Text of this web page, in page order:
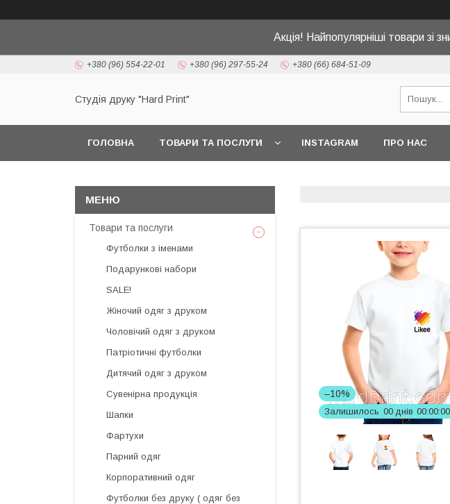
Акція! Найпопулярніші товари зі
+380 (96) 554-22-01 +380 (96) 297-55-24 +380 (66) 684-51-09
Студія друку "Hard Print"
ГОЛОВНА ТОВАРИ ТА ПОСЛУГИ INSTAGRAM ПРО НАС
–10%
Залишилось 00 днів 00 00 00
Товари та послуги
Футболки з іменами
Подарункові набори
SALE!
Жіночий одяг з друком
Чоловічий одяг з друком
Патріотичні футболки
Дитячий одяг з друком
Сувенірна продукція
Шапки
Фартухи
Парний одяг
Корпоративний одяг
Футболки без друку ( одяг без